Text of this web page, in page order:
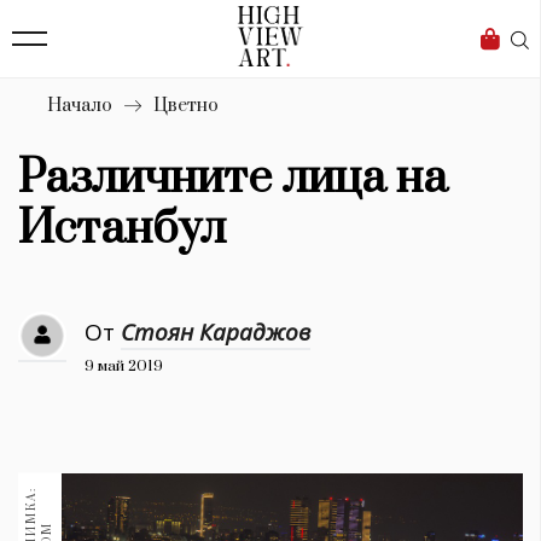
Бизнес
Мода
Dialogue
Изкуство
4340
Красота
777
Книги 1188
Начало Цветно
Различните лица на
Истанбул
От Стоян Караджов
9 май 2019